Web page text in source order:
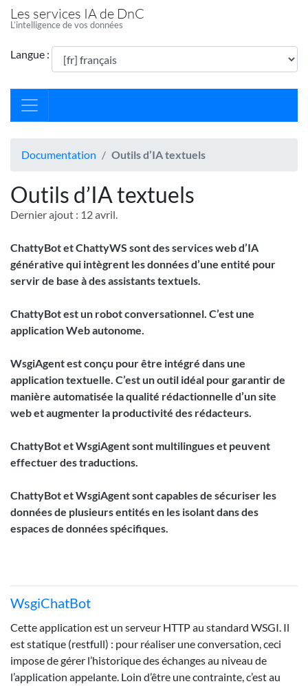
Les services IA de DnC
L’intelligence de vos données
Langue :
Documentation Outils d’IA textuels
Outils d’IA textuels
Dernier ajout : 12 avril.
ChattyBot et ChattyWS sont des services web d’IA
générative qui intègrent les données d’une entité pour
servir de base à des assistants textuels.
ChattyBot est un robot conversationnel. C’est une
application Web autonome.
WsgiAgent est conçu pour être intégré dans une
application textuelle. C’est un outil idéal pour garantir de
manière automatisée la qualité rédactionnelle d’un site
web et augmenter la productivité des rédacteurs.
ChattyBot et WsgiAgent sont multilingues et peuvent
effectuer des traductions.
ChattyBot et WsgiAgent sont capables de sécuriser les
données de plusieurs entités en les isolant dans des
espaces de données spécifiques.
WsgiChatBot
Cette application est un serveur HTTP au standard WSGI. Il
est statique (restfull) : pour réaliser une conversation, ceci
impose de gérer l’historique des échanges au niveau de
l’application appelante. Loin d’être une contrainte, c’est au